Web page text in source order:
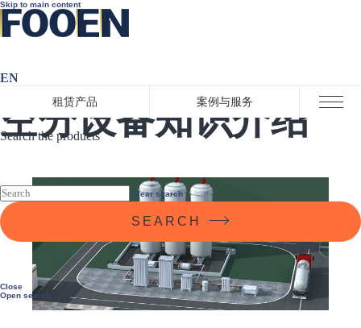
Skip to main content
租赁产品 案例与服务
Close menu
EN
Search the products
Clear search
SEARCH
Close
Open search
2021-11-12 15:03:00
空分设备知识介绍